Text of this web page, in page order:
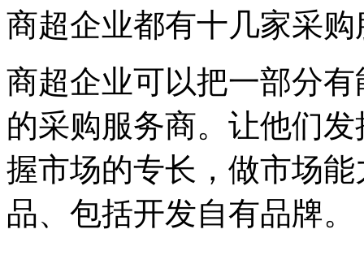
商超企业都有十几家采
商超企业可以把一部分
的采购服务商。让他们
握市场的专长，做市场
品、包括开发自有品牌。